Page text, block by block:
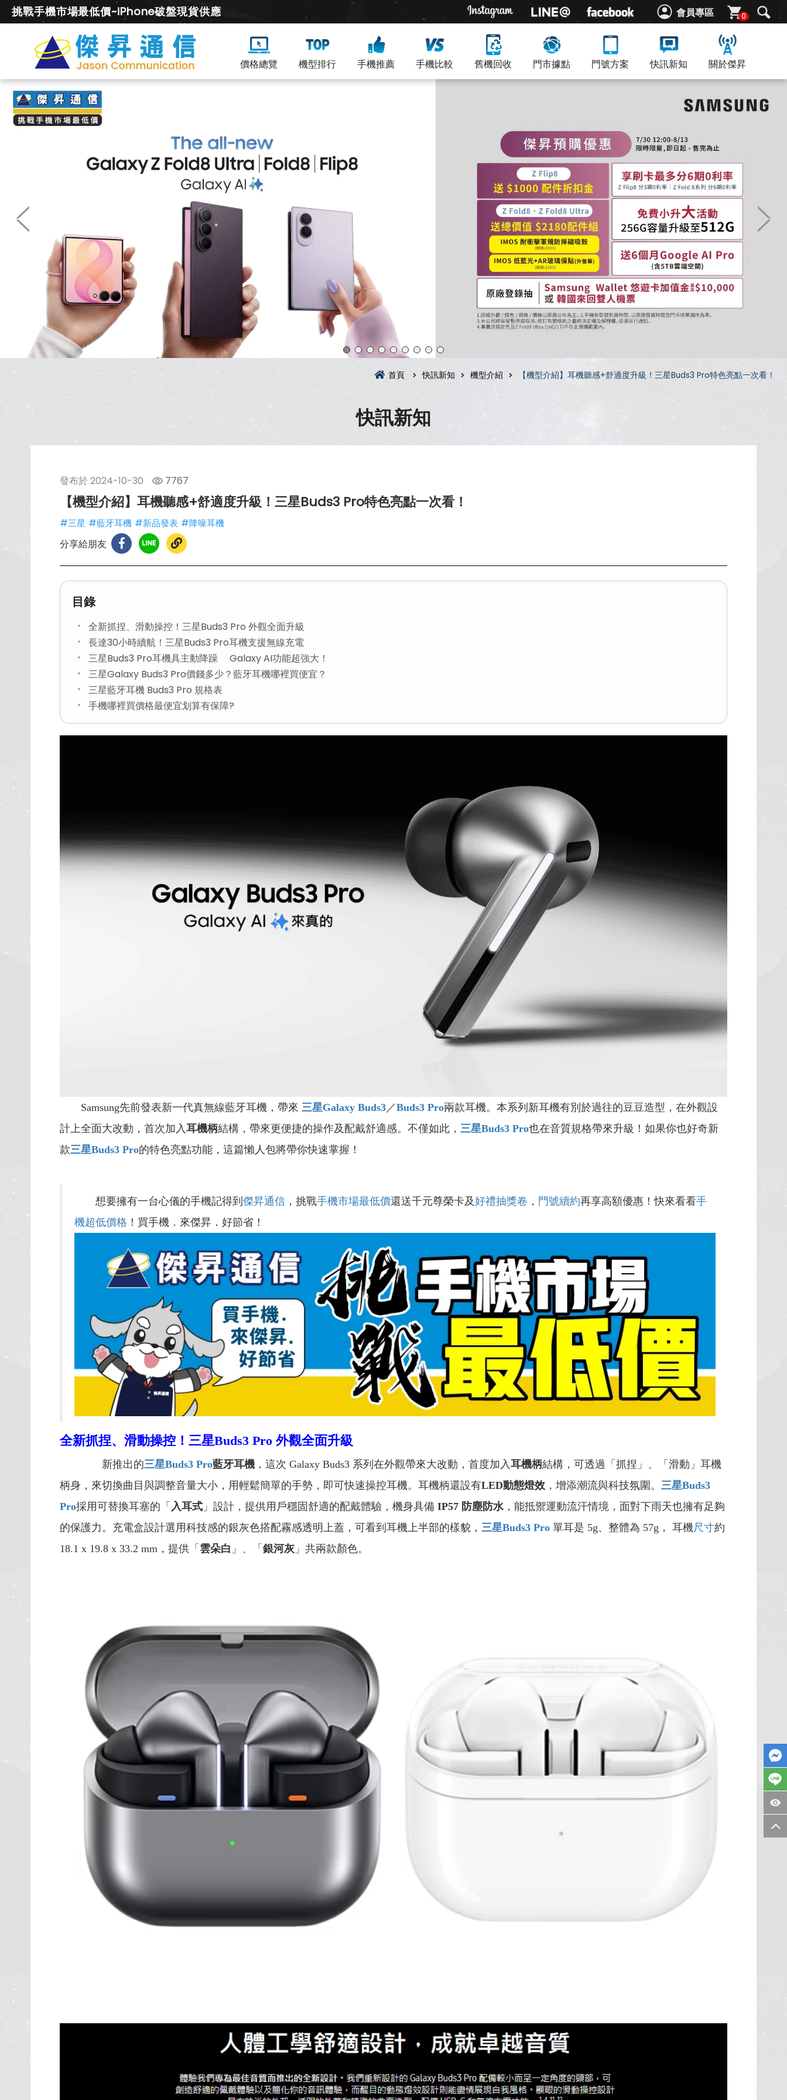
會員專區 0
挑戰手機市場最低價~iPhone破盤現貨供應
價格總覽 機型排行 手機推薦 手機比較 舊機回收 門市據點 門號方案 快訊新知 關於傑昇
首頁 快訊新知 機型介紹 【機型介紹】耳機聽感+舒適度升級！三星Buds3 Pro特色亮點一次看！
快訊新知
發布於 2024-10-30 7767
【機型介紹】耳機聽感+舒適度升級！三星Buds3 Pro特色亮點一次看！
#三星 #藍牙耳機 #新品發表 #降噪耳機
分享給朋友
目錄
全新抓捏、滑動操控！三星Buds3 Pro 外觀全面升級
長達30小時續航！三星Buds3 Pro耳機支援無線充電
三星Buds3 Pro耳機具主動降躁 Galaxy AI功能超強大！
三星Galaxy Buds3 Pro價錢多少？藍牙耳機哪裡買便宜？
三星藍牙耳機 Buds3 Pro 規格表
手機哪裡買價格最便宜划算有保障?
Samsung先前發表新一代真無線藍牙耳機，帶來 三星Galaxy Buds3／Buds3 Pro兩款耳機。本系列新耳機有別於過往的豆豆造型，在外觀設
計上全面大改動，首次加入耳機柄結構，帶來更便捷的操作及配戴舒適感。不僅如此， 三星Buds3 Pro也在音質規格帶來升級！如果你也好奇新
款三星Buds3 Pro的特色亮點功能，這篇懶人包將帶你快速掌握！
想要擁有一台心儀的手機記得到 傑昇通信 ，挑戰手機市場最低價還送千元尊榮卡及好禮抽獎卷 ， 門號續約再享高額優惠！快來看看手
機超低價格 ！買手機．來傑昇．好節省！
全新抓捏、滑動操控！三星Buds3 Pro 外觀全面升級
新推出的三星Buds3 Pro藍牙耳機 ，這次 Galaxy Buds3 系列在外觀帶來大改動，首度加入 耳機柄結構，可透過「抓捏」、「滑動」耳機
柄身，來切換曲目與調整音量大小，用輕鬆簡單的手勢，即可快速操控耳機。耳機柄還設有LED動態燈效 ，增添潮流與科技氛圍。 三星Buds3
Pro採用可替換耳塞的「 入耳式 」設計，提供用戶穩固舒適的配戴體驗，機身具備 IP57 防塵防水 ，能抵禦運動流汗情境，面對下雨天也擁有足夠
的保護力。充電盒設計選用科技感的銀灰色搭配霧感透明上蓋，可看到耳機上半部的樣貌， 三星Buds3 Pro 單耳是 5g、整體為 57g， 耳機 尺寸約
18.1 x 19.8 x 33.2 mm，提供「 雲朵白 」、「 銀河灰 」共兩款顏色。